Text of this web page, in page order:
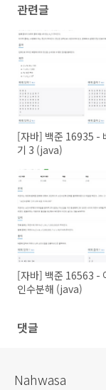
관련글
[자바] 백준 16935 -
기 3 (java)
[자바] 백준 16563 -
인수분해 (java)
댓글
Nahwasa